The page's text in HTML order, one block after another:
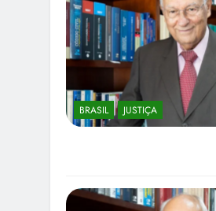
BRASIL JUSTIÇA